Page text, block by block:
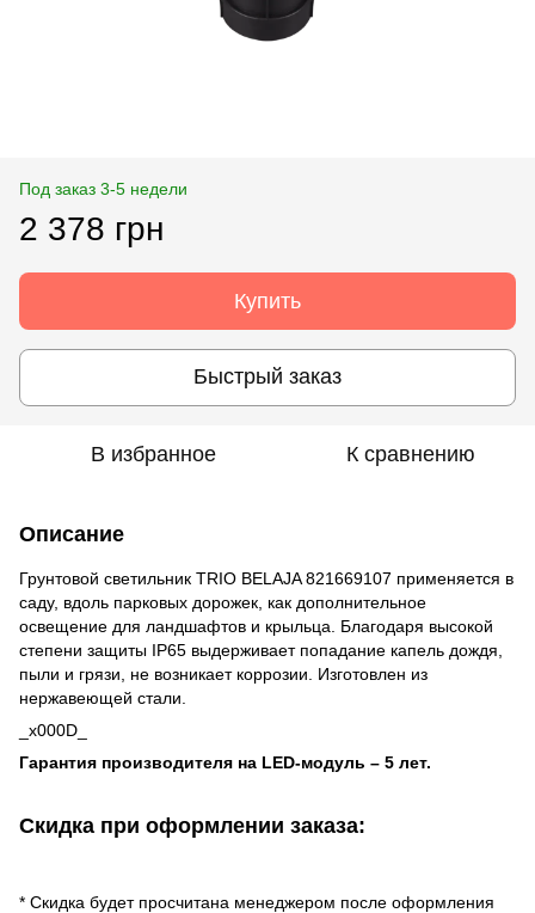
Под заказ 3-5 недели
2 378 грн
Купить
Быстрый заказ
В избранное К сравнению
Описание
Грунтовой светильник TRIO BELAJA 821669107 применяется в
саду, вдоль парковых дорожек, как дополнительное
освещение для ландшафтов и крыльца. Благодаря высокой
степени защиты IP65 выдерживает попадание капель дождя,
пыли и грязи, не возникает коррозии. Изготовлен из
нержавеющей стали.
_x000D_
Гарантия производителя на LED-модуль – 5 лет.
Скидка при оформлении заказа:
* Скидка будет просчитана менеджером после оформления